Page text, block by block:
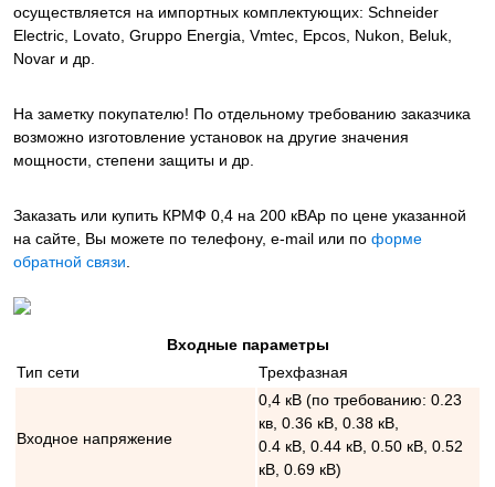
осуществляется на импортных комплектующих: Schneider
Electric, Lovato, Gruppo Energia, Vmtec, Epcos, Nukon, Beluk,
Novar и др.
На заметку покупателю! По отдельному требованию заказчика
возможно изготовление установок на другие значения
мощности, степени защиты и др.
Заказать или купить КРМФ 0,4 на 200 кВАр по цене указанной
на сайте, Вы можете по телефону, e-mail или по форме
обратной связи.
Входные параметры
Тип сети
Трехфазная
Входное напряжение
0,4 кВ (по требованию: 0.23
кв, 0.36 кВ, 0.38 кВ,
0.4 кВ, 0.44 кВ, 0.50 кВ, 0.52
кВ, 0.69 кВ)